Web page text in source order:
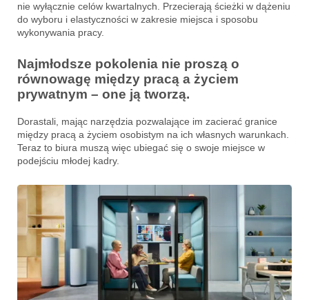
nie wyłącznie celów kwartalnych. Przecierają ścieżki w dążeniu
do wyboru i elastyczności w zakresie miejsca i sposobu
wykonywania pracy.
Najmłodsze pokolenia nie proszą o
równowagę między pracą a życiem
prywatnym – one ją tworzą.
Dorastali, mając narzędzia pozwalające im zacierać granice
między pracą a życiem osobistym na ich własnych warunkach.
Teraz to biura muszą więc ubiegać się o swoje miejsce w
podejściu młodej kadry.